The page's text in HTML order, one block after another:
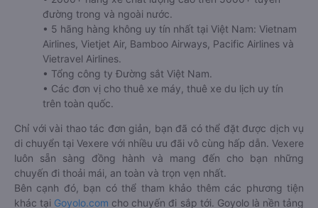
đường trong và ngoài nước.
• 5 hãng hàng không uy tín nhất tại Việt Nam: Vietnam
Airlines, Vietjet Air, Bamboo Airways, Pacific Airlines và
Vietravel Airlines.
• Tổng công ty Đường sắt Việt Nam.
• Các đơn vị cho thuê xe máy, thuê xe du lịch uy tín
trên toàn quốc.
Chỉ với vài thao tác đơn giản, bạn đã có thể đặt được dịch vụ
di chuyển tại Vexere với nhiều ưu đãi vô cùng hấp dẫn. Vexere
luôn sẵn sàng đồng hành và mang đến cho bạn những
chuyến đi thoải mái, an toàn và trọn vẹn nhất.
Bên cạnh đó, bạn có thể tham khảo thêm các phương tiện
khác tại Goyolo.com cho chuyến đi sắp tới. Goyolo là nền tảng